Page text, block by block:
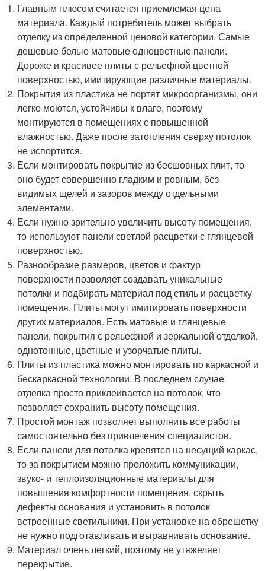
Главным плюсом считается приемлемая цена
материала. Каждый потребитель может выбрать
отделку из определенной ценовой категории. Самые
дешевые белые матовые одноцветные панели.
Дороже и красивее плиты с рельефной цветной
поверхностью, имитирующие различные материалы.
Покрытия из пластика не портят микроорганизмы, они
легко моются, устойчивы к влаге, поэтому
монтируются в помещениях с повышенной
влажностью. Даже после затопления сверху потолок
не испортится.
Если монтировать покрытие из бесшовных плит, то
оно будет совершенно гладким и ровным, без
видимых щелей и зазоров между отдельными
элементами.
Если нужно зрительно увеличить высоту помещения,
то используют панели светлой расцветки с глянцевой
поверхностью.
Разнообразие размеров, цветов и фактур
поверхности позволяет создавать уникальные
потолки и подбирать материал под стиль и расцветку
помещения. Плиты могут имитировать поверхности
других материалов. Есть матовые и глянцевые
панели, покрытия с рельефной и зеркальной отделкой,
однотонные, цветные и узорчатые плиты.
Плиты из пластика можно монтировать по каркасной и
бескаркасной технологии. В последнем случае
отделка просто приклеивается на потолок, что
позволяет сохранить высоту помещения.
Простой монтаж позволяет выполнить все работы
самостоятельно без привлечения специалистов.
Если панели для потолка крепятся на несущий каркас,
то за покрытием можно проложить коммуникации,
звуко- и теплоизоляционные материалы для
повышения комфортности помещения, скрыть
дефекты основания и установить в потолок
встроенные светильники. При установке на обрешетку
не нужно подготавливать и выравнивать основание.
Материал очень легкий, поэтому не утяжеляет
перекрытие.